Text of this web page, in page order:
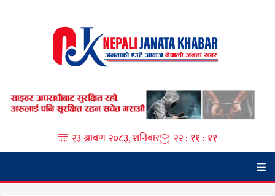
२३ श्रावण २०८३, शनिबार २२ : ११ : १२